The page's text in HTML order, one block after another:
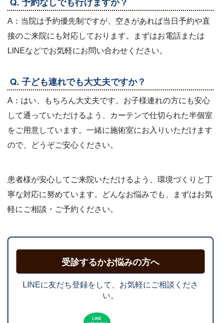
A：当院は予約優先制ですが、空きがあれば当日予約や直
接のご来院にも対応しております。まずはお電話または
LINEなどでお気軽にお問い合わせください。
Q. 子ども連れでも大丈夫ですか？
A：はい、もちろん大丈夫です。お子様連れの方にも安心
して通っていただけるよう、カーテンで仕切られた半個室
をご用意しています。一緒に施術室にお入りいただけます
ので、どうぞご安心ください。
患者様が安心してご来院いただけるよう、環境づくりと丁
寧な対応に努めています。どんなお悩みでも、まずはお気
軽にご相談・ご予約ください。
受診するかお悩みの方へ
LINEに友だち登録をして、お気軽にご相談くださ
い。